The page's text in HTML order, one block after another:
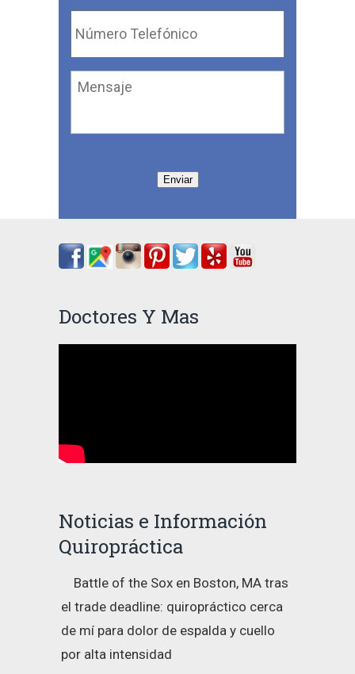
Número
Telefónico
Mensaje
Enviar
Doctores Y Mas
Noticias e Información
Quiropráctica
Battle of the Sox en Boston, MA tras
el trade deadline: quiropráctico cerca
de mí para dolor de espalda y cuello
por alta intensidad